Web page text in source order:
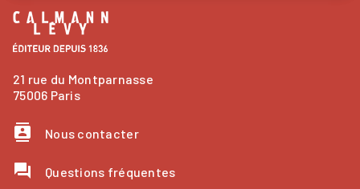
21 rue du Montparnasse
75006 Paris
contacts Nous contacter
question_answer Questions fréquentes